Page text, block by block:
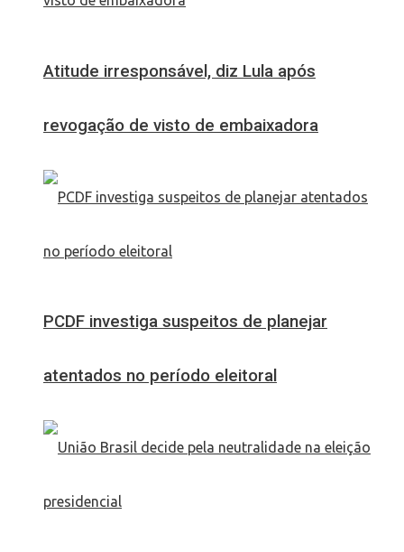
Atitude irresponsável, diz Lula após
revogação de visto de embaixadora
PCDF investiga suspeitos de planejar
atentados no período eleitoral